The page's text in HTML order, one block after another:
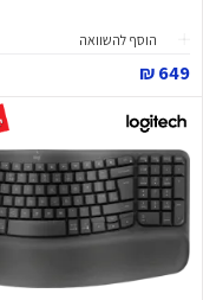
הוסף להשוואה
649 ₪